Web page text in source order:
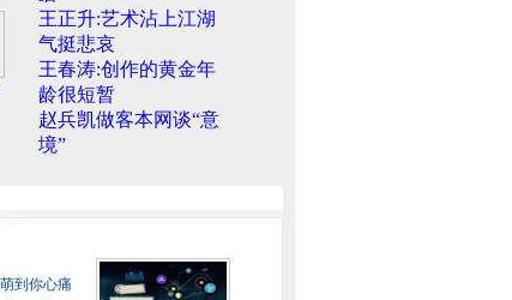
王正升:艺术沾上江湖
气挺悲哀
王春涛:创作的黄金年
龄很短暂
赵兵凯做客本网谈“意
境”